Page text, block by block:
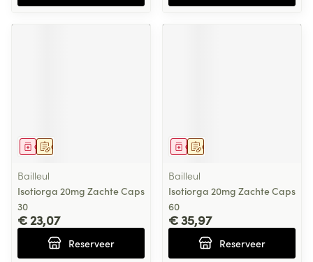
Op voorschrift
Geneesmiddel
Bailleul
Isotiorga 20mg Zachte Caps
30
€ 23,07
Reserveer
Op voorschrift
Geneesmiddel
Bailleul
Isotiorga 20mg Zachte Caps
60
€ 35,97
Reserveer